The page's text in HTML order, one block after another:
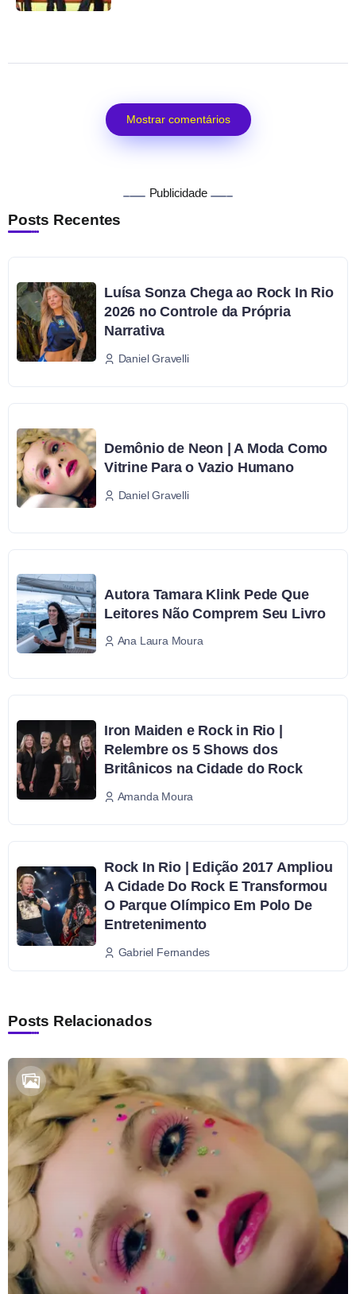
Mostrar comentários
Publicidade
Posts Recentes
Luísa Sonza Chega ao Rock In Rio
2026 no Controle da Própria
Narrativa
Daniel Gravelli
Demônio de Neon | A Moda Como
Vitrine Para o Vazio Humano
Daniel Gravelli
Autora Tamara Klink Pede Que
Leitores Não Comprem Seu Livro
Ana Laura Moura
Iron Maiden e Rock in Rio |
Relembre os 5 Shows dos
Britânicos na Cidade do Rock
Amanda Moura
Rock In Rio | Edição 2017 Ampliou
A Cidade Do Rock E Transformou
O Parque Olímpico Em Polo De
Entretenimento
Gabriel Fernandes
Posts Relacionados